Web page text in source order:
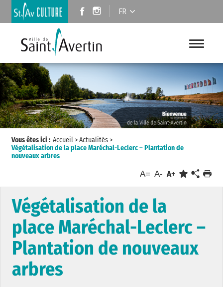
FR
Vous êtes ici : Accueil>Actualités>
Végétalisation de la place Maréchal-Leclerc – Plantation de
nouveaux arbres
A= A- A+
Végétalisation de la
place Maréchal-Leclerc –
Plantation de nouveaux
arbres